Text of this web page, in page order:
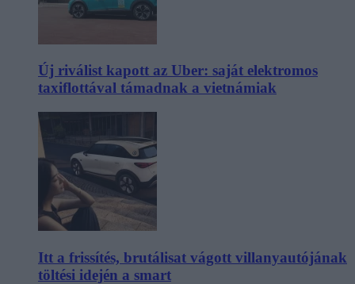
Új riválist kapott az Uber: saját elektromos
taxiflottával támadnak a vietnámiak
Itt a frissítés, brutálisat vágott villanyautójának
töltési idején a smart